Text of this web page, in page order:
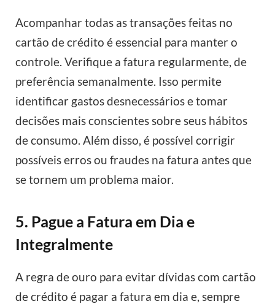
Acompanhar todas as transações feitas no
cartão de crédito é essencial para manter o
controle. Verifique a fatura regularmente, de
preferência semanalmente. Isso permite
identificar gastos desnecessários e tomar
decisões mais conscientes sobre seus hábitos
de consumo. Além disso, é possível corrigir
possíveis erros ou fraudes na fatura antes que
se tornem um problema maior.
5. Pague a Fatura em Dia e
Integralmente
A regra de ouro para evitar dívidas com cartão
de crédito é pagar a fatura em dia e, sempre